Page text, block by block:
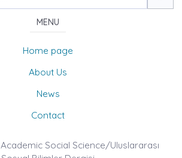
MENU
Home page
About Us
News
Contact
Social Science/Uluslararası